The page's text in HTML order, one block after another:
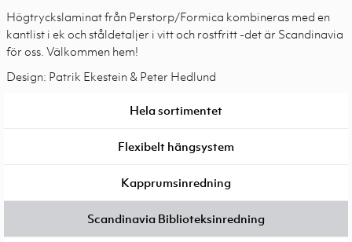
Högtryckslaminat från Perstorp/Formica kombineras med en
kantlist i ek och ståldetaljer i vitt och rostfritt -det är Scandinavia
för oss. Välkommen hem!
Design: Patrik Ekestein & Peter Hedlund
Hela sortimentet
Flexibelt hängsystem
Kapprumsinredning
Scandinavia Biblioteksinredning